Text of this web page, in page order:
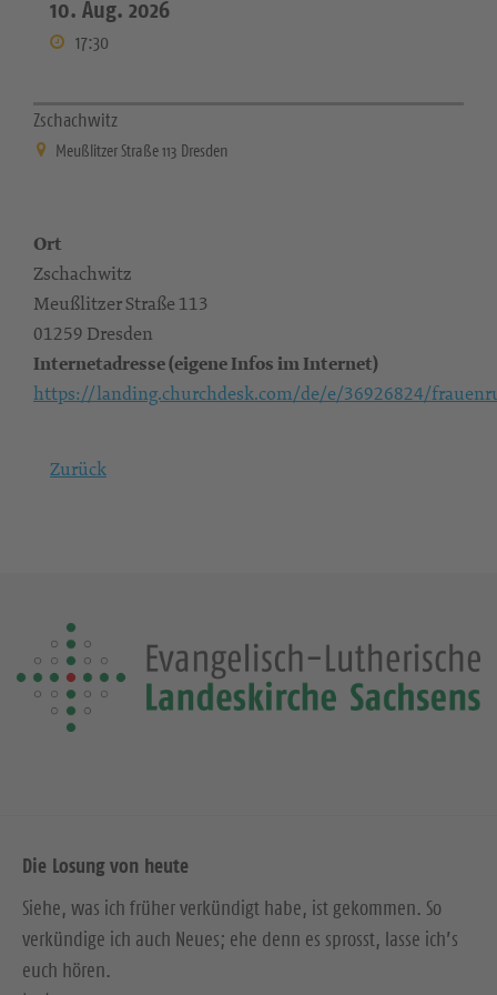
10. Aug. 2026
17:30
Zschachwitz
Meußlitzer Straße 113 Dresden
Ort
Zschachwitz
Meußlitzer Straße 113
01259 Dresden
Internetadresse (eigene Infos im Internet)
https://landing.churchdesk.com/de/e/36926824/
Zurück
Die Losung von heute
Siehe, was ich früher verkündigt habe, ist gekommen. So
verkündige ich auch Neues; ehe denn es sprosst, lasse ich’s
euch hören.